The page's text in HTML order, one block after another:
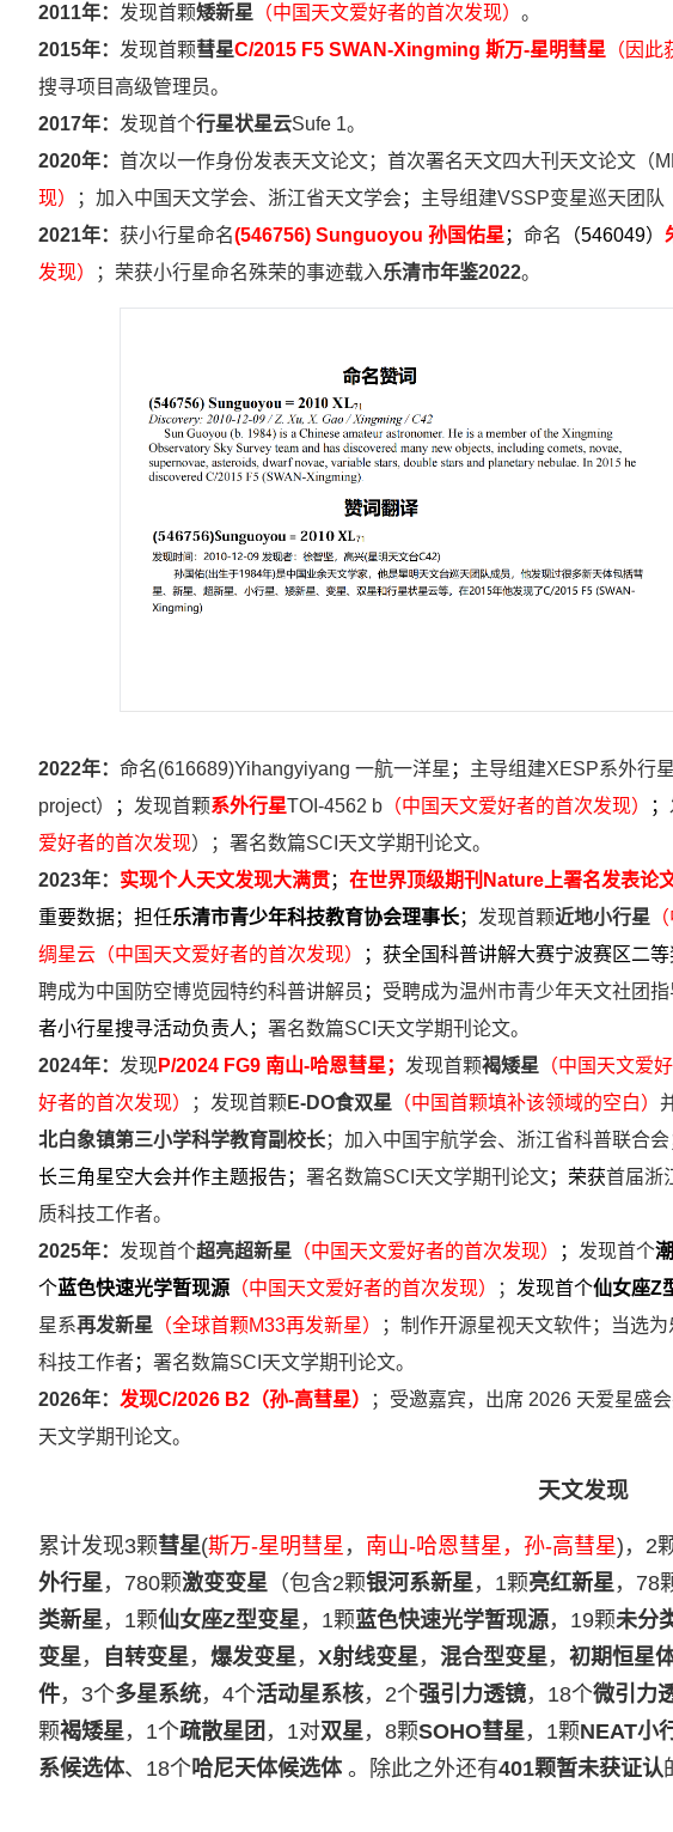
2011年： 发现首颗矮新星 （中国天文爱好者的首次发现） 。
2015年： 发现首颗彗星C/2015 F5 SWAN-Xingming 斯万-星明彗星 （因
搜寻项目高级管理员。
2017年： 发现首个行星状星云Sufe 1。
2020年： 首次以一作身份发表天文论文；首次署名天文四大刊天文论文（
现）
；加入中国天文学会、浙江省天文学会； 主导组建VSSP变星巡天团队
2021年： 获小行星命名(546756) Sunguoyou 孙国佑星 ； 命名 （546049）
发现）
；荣获小行星命名殊荣的事迹载入乐清市年鉴2022。
2022年： 命名(616689)Yihangyiyang 一航一洋星 ； 主导组建XESP系外行
project） ； 发现首颗系外行星TOI-4562 b （中国天文爱好者的首次发现） ；
爱好者的首次发现）；署名数篇SCI天文学期刊论文。
2023年： 实现个人天文发现大满贯； 在世界顶级期刊Nature上署名发表论
重要数据； 担任乐清市青少年科技教育协会理事长； 发现首颗近地小行星
绸星云 （中国天文爱好者的首次发现） ； 获全国科普讲解大赛宁波赛区二等
聘成为中国防空博览园特约科普讲解员 ； 受聘成为温州市青少年天文社团指
者小行星搜寻活动负责人 ； 署名数篇SCI天文学期刊论文。
2024年： 发现P/2024 FG9 南山-哈恩彗星； 发现首颗褐矮星 （中国天文爱
好者的首次发现）
； 发现首颗 E-DO食双星 （中国首颗填补该领域的空白）
北白象镇第三小学科学教育副校长； 加入中国宇航学会、浙江省科普联合会
长三角星空大会并作主题报告 ； 署名数篇SCI天文学期刊论文； 荣获首届浙
质科技工作者。
2025年： 发现首个超亮超新星 （中国天文爱好者的首次发现） ； 发现首个
个蓝色快速光学暂现源 （中国天文爱好者的首次发现） ； 发现首个仙女座Z
星系再发新星 （全球首颗M33再发新星） ； 制作开源星视天文软件； 当选为
科技工作者； 署名数篇SCI天文学期刊论文。
2026年： 发现C/2026 B2（孙-高彗星） ；受邀嘉宾，出席 2026 天爱星盛
天文学期刊论文。
天文发现
累计发现3颗彗星(斯万-星明彗星 ， 南山-哈恩彗星，孙-高彗星)，2
外行星 ，780颗激变变星 （包含2颗银河系新星 ，1颗亮红新星 ，78
类新星 ，1颗仙女座Z型变星 ，1颗蓝色快速光学暂现源，19颗未分
变星 ， 自转变星 ， 爆发变星 ， X射线变星 ， 混合型变星 ， 初期恒星
件，3个多星系统，4个活动星系核，2个强引力透镜，18个微引力
颗褐矮星 ，1个疏散星团 ，1对双星 ，8颗SOHO彗星 ，1颗NEAT小
系候选体、18个哈尼天体候选体 。除此之外还有401颗暂未获证认